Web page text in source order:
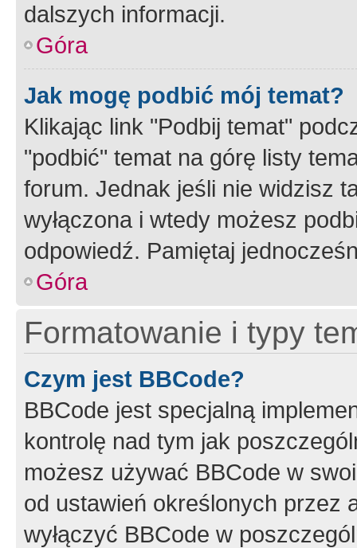
dalszych informacji.
Góra
Jak mogę podbić mój temat?
Klikając link "Podbij temat"
"podbić" temat na górę listy
forum. Jednak jeśli nie widzisz
wyłączona i wtedy możesz
odpowiedź. Pamiętaj
Góra
Formatowanie i typy
Czym jest BBCode?
BBCode jest specjalną
kontrolę nad tym jak
możesz używać BBCode w
od ustawień określonych przez
wyłączyć BBCode w